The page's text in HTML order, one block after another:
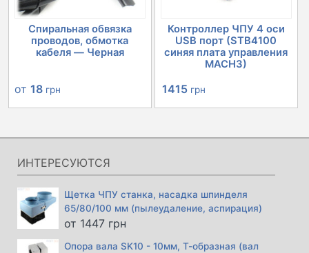
Спиральная обвязка
проводов, обмотка
кабеля — Черная
от 18 грн
Контроллер ЧПУ 4 оси
USB порт (STB4100
синяя плата управления
MACH3)
Первоначальная
цена
составляла
1415 грн
цена:
1415 грн.
ИНТЕРЕСУЮТСЯ
Щетка ЧПУ станка, насадка шпинделя
65/80/100 мм (пылеудаление, аспирация)
от 1447 грн
Опора вала SK10 - 10мм, Т-образная (вал